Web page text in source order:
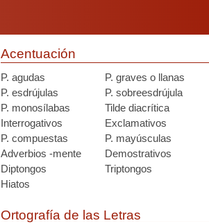
Acentuación
P. agudas
P. graves o llanas
P. esdrújulas
P. sobreesdrújula
P. monosílabas
Tilde diacrítica
Interrogativos
Exclamativos
P. compuestas
P. mayúsculas
Adverbios -mente
Demostrativos
Diptongos
Triptongos
Hiatos
Ortografía de las Letras